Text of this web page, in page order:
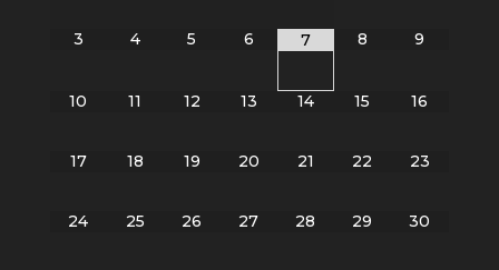
3 4 5 6 7 8 9
10 11 12 13 14 15 16
17 18 19 20 21 22 23
24 25 26 27 28 29 30